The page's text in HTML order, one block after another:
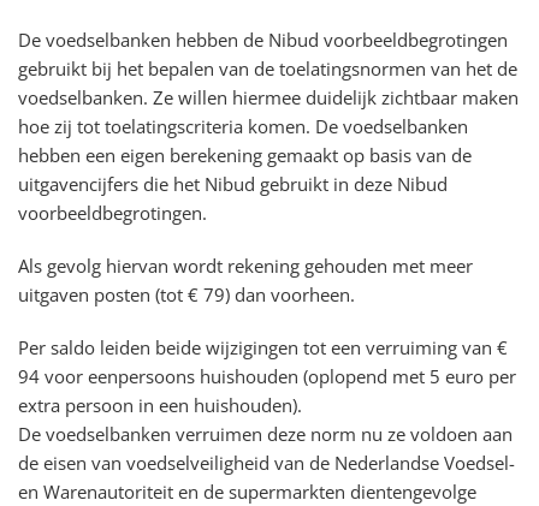
De voedselbanken hebben de Nibud voorbeeldbegrotingen
gebruikt bij het bepalen van de toelatingsnormen van het de
voedselbanken. Ze willen hiermee duidelijk zichtbaar maken
hoe zij tot toelatingscriteria komen. De voedselbanken
hebben een eigen berekening gemaakt op basis van de
uitgavencijfers die het Nibud gebruikt in deze Nibud
voorbeeldbegrotingen.
Als gevolg hiervan wordt rekening gehouden met meer
uitgaven posten (tot € 79) dan voorheen.
Per saldo leiden beide wijzigingen tot een verruiming van €
94 voor eenpersoons huishouden (oplopend met 5 euro per
extra persoon in een huishouden).
De voedselbanken verruimen deze norm nu ze voldoen aan
de eisen van voedselveiligheid van de Nederlandse Voedsel-
en Warenautoriteit en de supermarkten dientengevolge